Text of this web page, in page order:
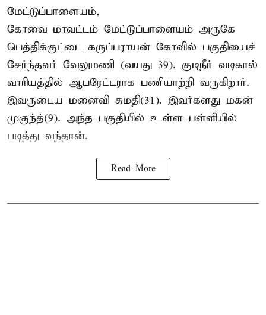
மேட்டுப்பாளையம்,
கோவை மாவட்டம் மேட்டுப்பாளையம் அருகே
பெத்திக்குட்டை கருப்பராயன் கோவில் பகுதியைச்
சேர்ந்தவர் வேலுமணி (வயது 39). குடிநீர் வடிகால்
வாரியத்தில் ஆபரேட்டராக பணியாற்றி வருகிறார்.
இவருடைய மனைவி சுமதி(31). இவர்களது மகன்
முகுந்த்(9). அந்த பகுதியில் உள்ள பள்ளியில்
படித்து வந்தான்.
Read More